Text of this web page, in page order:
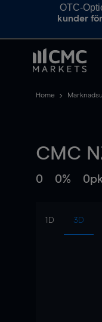
OTC-
kunder
Home
CMC
0 0%
1D 3D